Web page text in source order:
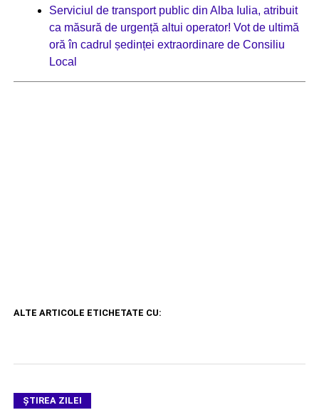
Serviciul de transport public din Alba Iulia, atribuit
ca măsură de urgență altui operator! Vot de ultimă
oră în cadrul ședinței extraordinare de Consiliu
Local
ALTE ARTICOLE ETICHETATE CU:
ŞTIREA ZILEI